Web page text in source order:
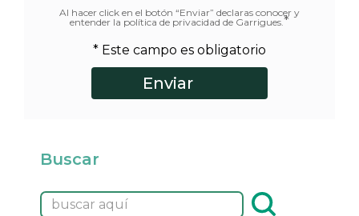
Al hacer click en el botón “Enviar” declaras conocer y
entender la política de privacidad de Garrigues. *
* Este campo es obligatorio
Buscar